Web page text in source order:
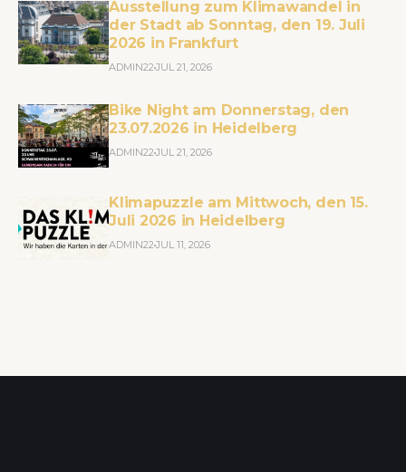
Ausstellung zum Klimawandel in
der Stadt ab Sonntag, den 19. Juli
2026 in Frankfurt
ADMIN22 JUL 21, 2026
Bike Night am Donnerstag, den
23.07.2026 in Heidelberg
ADMIN22 JUL 21, 2026
Klimapuzzle am Mittwoch, den 15.
Juli 2026 in Heidelberg
ADMIN22 JUL 11, 2026